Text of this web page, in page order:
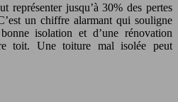
représenter jusqu’à 30% des pertes
un chiffre alarmant qui souligne
isolation et d’une rénovation
toit. Une toiture mal isolée peut